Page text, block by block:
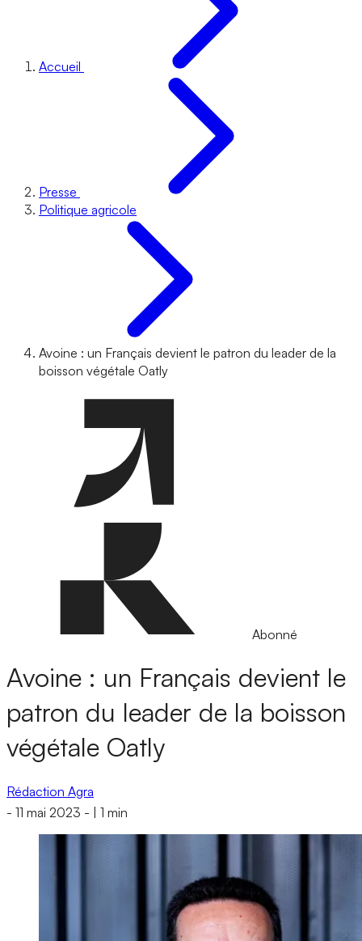
Accueil
Presse
Politique agricole
Avoine : un Français devient le patron du leader de la
boisson végétale Oatly
Abonné
Avoine : un Français devient le
patron du leader de la boisson
végétale Oatly
Rédaction Agra
- 11 mai 2023 - 1 min